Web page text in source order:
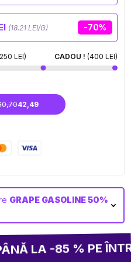
-70%
(18.21 LEI/G)
LEI) CADOU ! (400 LEI)
42,49
GRAPE GASOLINE 50%
LA -85 % PE